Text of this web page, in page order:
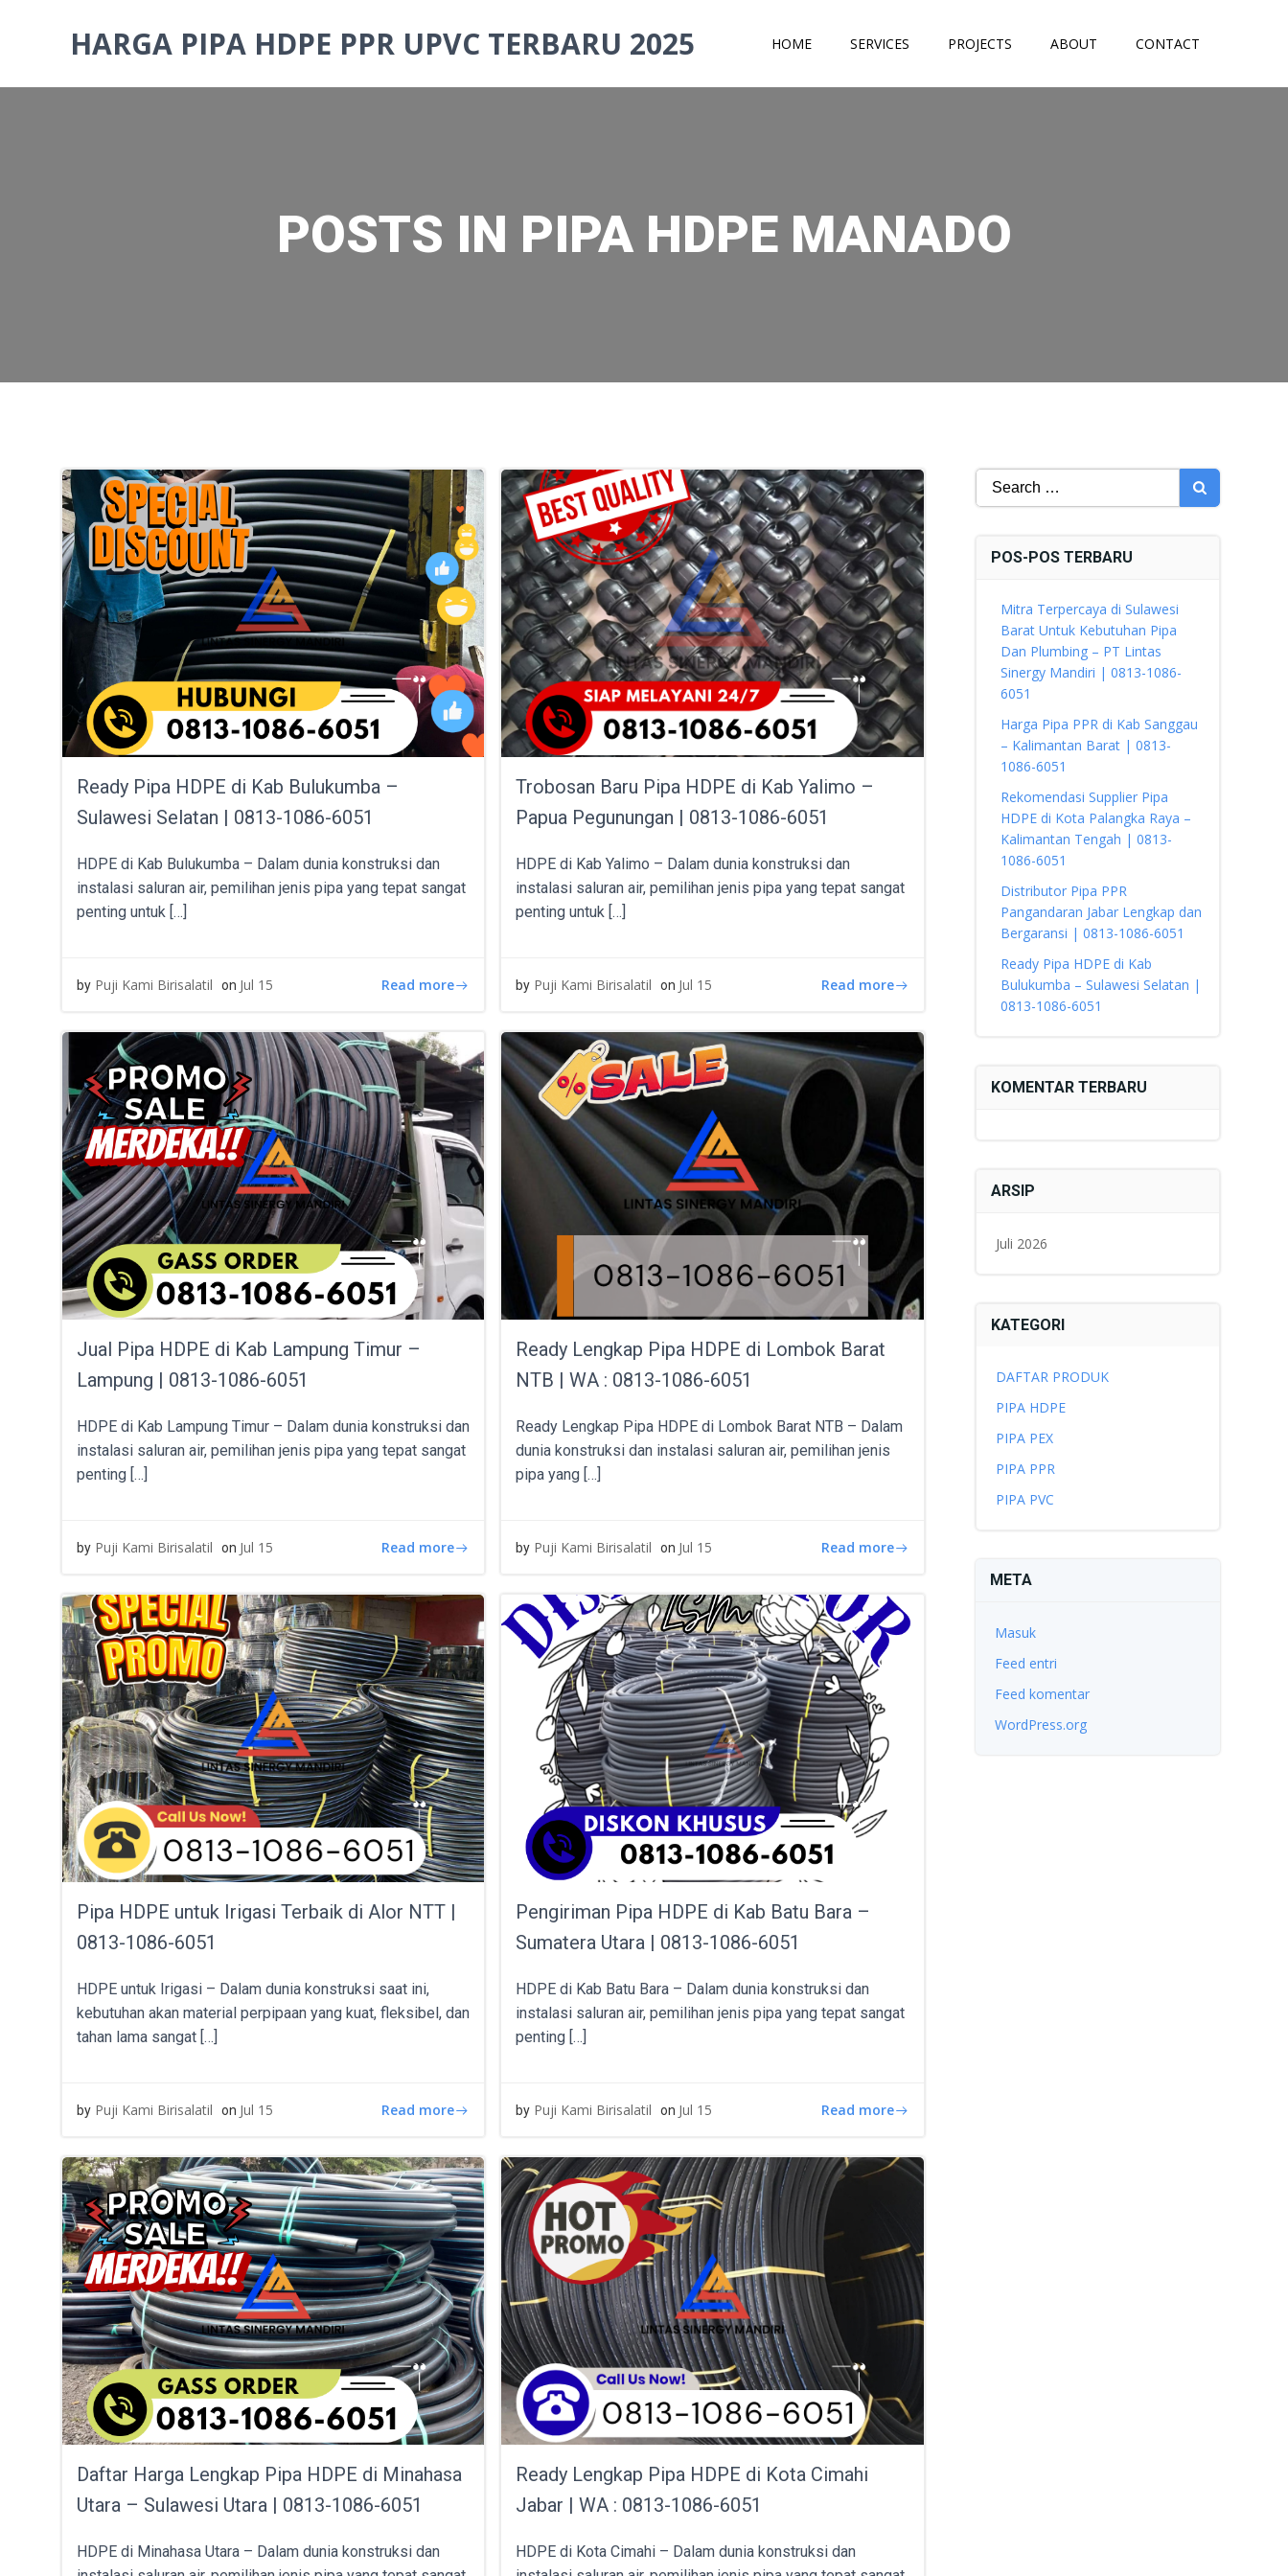
HARGA PIPA HDPE PPR UPVC TERBARU 2025 HOME SERVICES PROJECTS ABOUT CONTACT
POSTS IN PIPA HDPE MANADO
Ready Pipa HDPE di Kab Bulukumba –
Sulawesi Selatan | 0813-1086-6051
HDPE di Kab Bulukumba – Dalam dunia konstruksi dan
instalasi saluran air, pemilihan jenis pipa yang tepat sangat
penting untuk […]
by Puji Kami Birisalatil on Jul 15 Read more
Trobosan Baru Pipa HDPE di Kab Yalimo –
Papua Pegunungan | 0813-1086-6051
HDPE di Kab Yalimo – Dalam dunia konstruksi dan
instalasi saluran air, pemilihan jenis pipa yang tepat sangat
penting untuk […]
by Puji Kami Birisalatil on Jul 15 Read more
Jual Pipa HDPE di Kab Lampung Timur –
Lampung | 0813-1086-6051
HDPE di Kab Lampung Timur – Dalam dunia konstruksi dan
instalasi saluran air, pemilihan jenis pipa yang tepat sangat
penting […]
by Puji Kami Birisalatil on Jul 15 Read more
Ready Lengkap Pipa HDPE di Lombok Barat
NTB | WA : 0813-1086-6051
Ready Lengkap Pipa HDPE di Lombok Barat NTB – Dalam
dunia konstruksi dan instalasi saluran air, pemilihan jenis
pipa yang […]
by Puji Kami Birisalatil on Jul 15 Read more
Pipa HDPE untuk Irigasi Terbaik di Alor NTT |
0813-1086-6051
HDPE untuk Irigasi – Dalam dunia konstruksi saat ini,
kebutuhan akan material perpipaan yang kuat, fleksibel, dan
tahan lama sangat […]
by Puji Kami Birisalatil on Jul 15 Read more
Pengiriman Pipa HDPE di Kab Batu Bara –
Sumatera Utara | 0813-1086-6051
HDPE di Kab Batu Bara – Dalam dunia konstruksi dan
instalasi saluran air, pemilihan jenis pipa yang tepat sangat
penting […]
by Puji Kami Birisalatil on Jul 15 Read more
Daftar Harga Lengkap Pipa HDPE di Minahasa
Utara – Sulawesi Utara | 0813-1086-6051
HDPE di Minahasa Utara – Dalam dunia konstruksi dan
Ready Lengkap Pipa HDPE di Kota Cimahi
Jabar | WA : 0813-1086-6051
HDPE di Kota Cimahi – Dalam dunia konstruksi dan
Search
POS-POS TERBARU
Mitra Terpercaya di Sulawesi
Barat Untuk Kebutuhan Pipa
Dan Plumbing – PT Lintas
Sinergy Mandiri | 0813-1086-
6051
Harga Pipa PPR di Kab Sanggau
– Kalimantan Barat | 0813-
1086-6051
Rekomendasi Supplier Pipa
HDPE di Kota Palangka Raya –
Kalimantan Tengah | 0813-
1086-6051
Distributor Pipa PPR
Pangandaran Jabar Lengkap dan
Bergaransi | 0813-1086-6051
Ready Pipa HDPE di Kab
Bulukumba – Sulawesi Selatan |
0813-1086-6051
KOMENTAR TERBARU
ARSIP
Juli 2026
KATEGORI
DAFTAR PRODUK
PIPA HDPE
PIPA PEX
PIPA PPR
PIPA PVC
META
Masuk
Feed entri
Feed komentar
WordPress.org